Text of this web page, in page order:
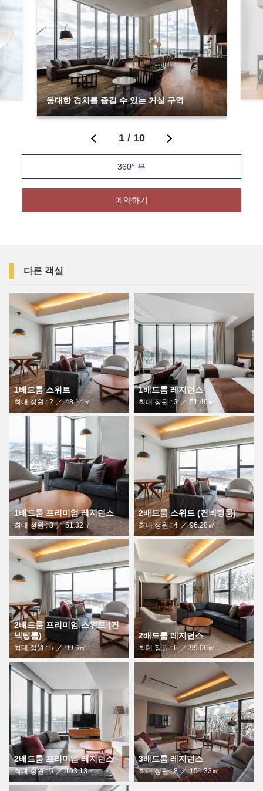
웅대한 경치를 즐길 수 있는 거실 구역
1/ 10
360° 뷰
예약하기
다른 객실
1배드룸 스위트
최대 정원 : 2 48.14㎡
1배드룸 레지던스
최대 정원 : 3 51.46㎡
1배드룸 프리미엄 레지던스
최대 정원 : 3 51.32㎡
2배드룸 스위트 (컨넥팅룸)
최대 정원 : 4 96.28㎡
2배드룸 프리미엄 스위트 (컨
넥팅룸)
최대 정원 : 5 99.6㎡
2배드룸 레지던스
최대 정원 : 6 99.06㎡
2배드룸 프리미엄 레지던스
최대 정원 : 6 103.13㎡
3배드룸 레지던스
최대 정원 : 8 151.33㎡